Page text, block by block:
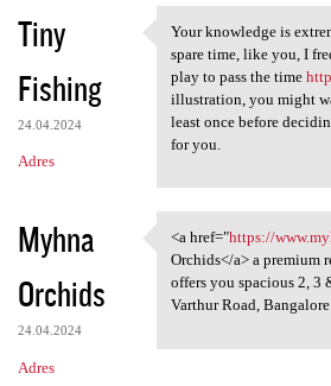
Tiny
Fishing
24.04.2024
Adres
Your knowledge is
Your knowledge is
spare time, like you, I
play to pass the time
illustration, you might
least once before
for you.
Myhna
Orchids
24.04.2024
Adres
<a href="https://
<a href="https://
Orchids</a> a premium
offers you spacious 2, 3
Varthur Road, Bangalore